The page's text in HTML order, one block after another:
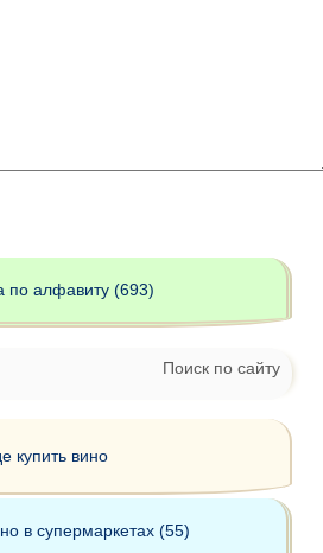
по алфавиту (693)
Поиск по сайту
купить вино
в супермаркетах (55)